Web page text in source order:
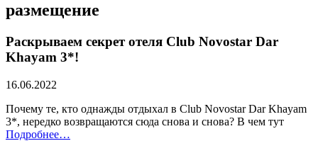
размещение
Раскрываем секрет отеля Club Novostar Dar
Khayam 3*!
16.06.2022
Почему те, кто однажды отдыхал в Club Novostar Dar Khayam
3*, нередко возвращаются сюда снова и снова? В чем тут
Подробнее…